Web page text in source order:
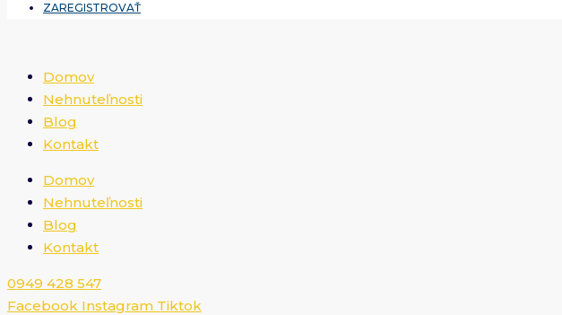
ZAREGISTROVAŤ
Domov
Nehnuteľnosti
Blog
Kontakt
Domov
Nehnuteľnosti
Blog
Kontakt
0949 428 547​
Facebook Instagram Tiktok